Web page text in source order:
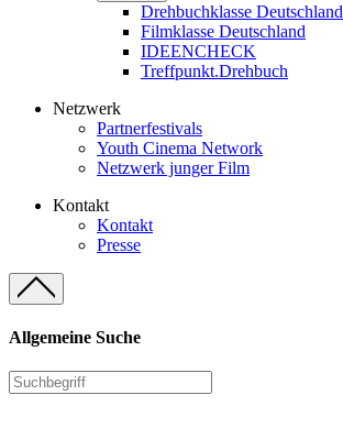
Drehbuchklasse Deutschland
Filmklasse Deutschland
IDEENCHECK
Treffpunkt.Drehbuch
Netzwerk
Partnerfestivals
Youth Cinema Network
Netzwerk junger Film
Kontakt
Kontakt
Presse
Allgemeine Suche